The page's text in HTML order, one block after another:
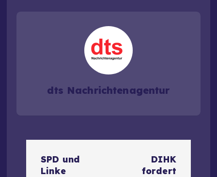
dts Nachrichtenagentur
SPD und
Linke
DIHK
fordert